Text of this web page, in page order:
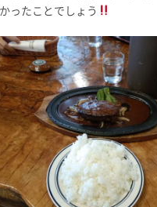
ったことでしょう